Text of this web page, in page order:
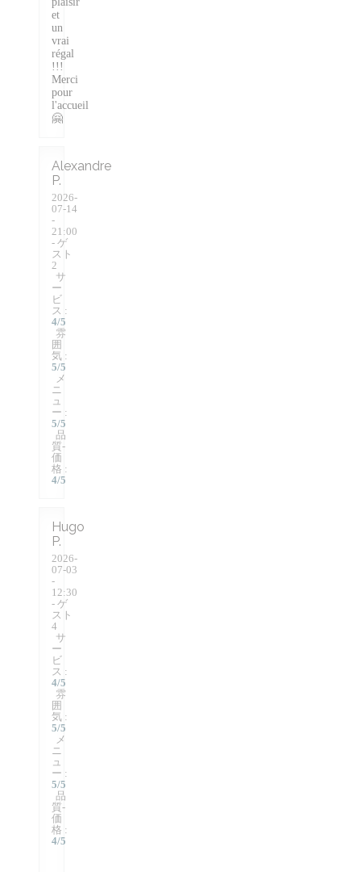
et
un
vrai
régal
!!!
Merci
pour
l'accueil
🤗
Alexandre
P
2026-
07-14
-
21:00
- ゲ
スト
2
サ
ー
ビ
ス :
4/5
雰
囲
気 :
5/5
メ
ニ
ュ
ー :
5/5
品
質-
価
格 :
4/5
Hugo
P
2026-
07-03
-
12:30
- ゲ
スト
4
サ
ー
ビ
ス :
4/5
雰
囲
気 :
5/5
メ
ニ
ュ
ー :
5/5
品
質-
価
格 :
4/5